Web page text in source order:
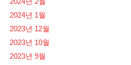
2024년 1월
2023년 12월
2023년 10월
2023년 9월